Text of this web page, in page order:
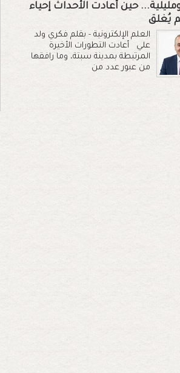
حين أعادت الأحداث إحياء
يُغلق
العلم الإلكترونية - بقلم فكري ولد
علي أعادت التطورات الأخيرة
المرتبطة بمدينة سبتة، وما رافقها
من عبور عدد من